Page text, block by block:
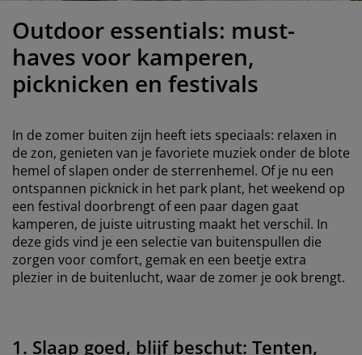
Outdoor essentials: must-
haves voor kamperen,
picknicken en festivals
In de zomer buiten zijn heeft iets speciaals: relaxen in
de zon, genieten van je favoriete muziek onder de blote
hemel of slapen onder de sterrenhemel. Of je nu een
ontspannen picknick in het park plant, het weekend op
een festival doorbrengt of een paar dagen gaat
kamperen, de juiste uitrusting maakt het verschil. In
deze gids vind je een selectie van buitenspullen die
zorgen voor comfort, gemak en een beetje extra
plezier in de buitenlucht, waar de zomer je ook brengt.
1. Slaap goed, blijf beschut: Tenten,